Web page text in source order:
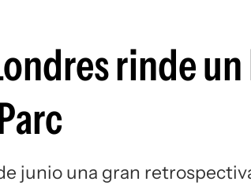
rinde
junio una gran